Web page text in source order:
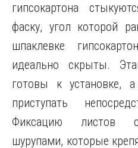
гипсокартона
фаску, угол которой
шпаклевке
идеально скрыты.
готовы к установке,
приступать
Фиксацию листов
шурупами, которые